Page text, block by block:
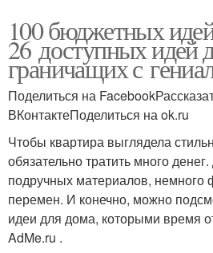
100 бюджетных
26 доступных идей
граничащих с
Поделиться на
ВКонтактеПоделиться на ok.ru
Чтобы квартира выглядела
обязательно тратить много
подручных материалов, немного
перемен. И конечно, можно
идеи для дома, которыми время
AdMe.ru .